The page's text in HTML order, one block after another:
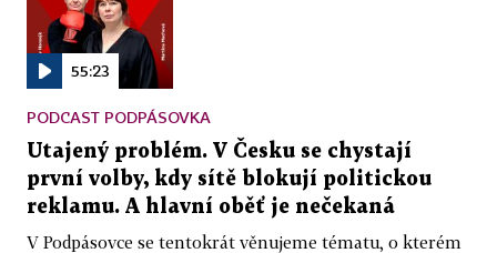
55:23
PODCAST PODPÁSOVKA
Utajený problém. V Česku se chystají
první volby, kdy sítě blokují politickou
reklamu. A hlavní oběť je nečekaná
V Podpásovce se tentokrát věnujeme tématu, o kterém